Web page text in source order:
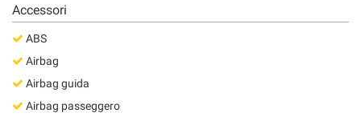
Accessori
ABS
Airbag
Airbag guida
Airbag passeggero
le